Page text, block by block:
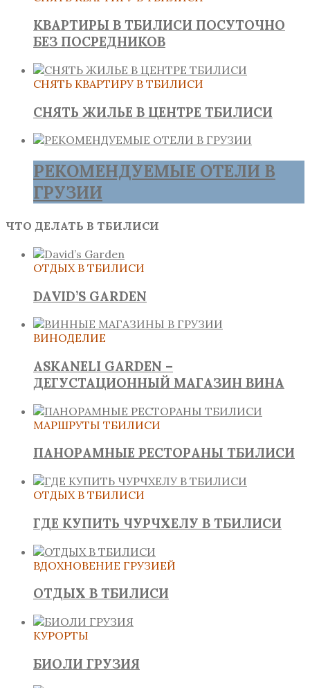
КВАРТИРЫ В ТБИЛИСИ ПОСУТОЧНО
БЕЗ ПОСРЕДНИКОВ
СНЯТЬ КВАРТИРУ В ТБИЛИСИ
СНЯТЬ ЖИЛЬЕ В ЦЕНТРЕ ТБИЛИСИ
РЕКОМЕНДУЕМЫЕ ОТЕЛИ В
ГРУЗИИ
ЧТО ДЕЛАТЬ В ТБИЛИСИ
ОТДЫХ В ТБИЛИСИ
DAVID’S GARDEN
ВИНОДЕЛИЕ
ASKANELI GARDEN –
ДЕГУСТАЦИОННЫЙ МАГАЗИН ВИНА
МАРШРУТЫ ТБИЛИСИ
ПАНОРАМНЫЕ РЕСТОРАНЫ ТБИЛИСИ
ОТДЫХ В ТБИЛИСИ
ГДЕ КУПИТЬ ЧУРЧХЕЛУ В ТБИЛИСИ
ВДОХНОВЕНИЕ ГРУЗИЕЙ
ОТДЫХ В ТБИЛИСИ
КУРОРТЫ
БИОЛИ ГРУЗИЯ